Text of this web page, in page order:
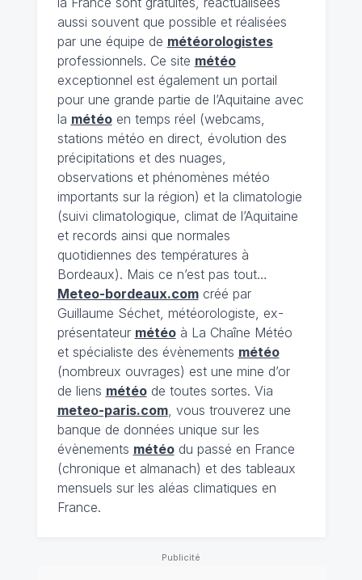
aussi souvent que possible et réalisées
par une équipe de météorologistes
professionnels. Ce site météo
exceptionnel est également un portail
pour une grande partie de l’Aquitaine avec
la météoen temps réel (webcams,
stations météo en direct, évolution des
précipitations et des nuages,
observations et phénomènes météo
importants sur la région) et la climatologie
(suivi climatologique, climat de l’Aquitaine
et records ainsi que normales
quotidiennes des températures à
Bordeaux). Mais ce n’est pas tout…
Meteo-bordeaux.comcréé par
Guillaume Séchet, météorologiste, ex-
présentateur météoà La Chaîne Météo
et spécialiste des évènements météo
(nombreux ouvrages) est une mine d’or
de liens météode toutes sortes. Via
meteo-paris.com, vous trouverez une
banque de données unique sur les
évènements météodu passé en France
(chronique et almanach) et des tableaux
mensuels sur les aléas climatiques en
France.